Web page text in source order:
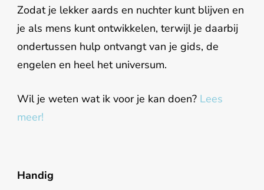
Zodat je lekker aards en nuchter kunt blijven en
je als mens kunt ontwikkelen, terwijl je daarbij
ondertussen hulp ontvangt van je gids, de
engelen en heel het universum.
Wil je weten wat ik voor je kan doen? Lees
meer!
Handig